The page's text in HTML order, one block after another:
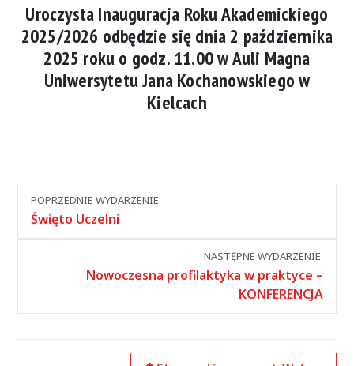
Uroczysta Inauguracja Roku Akademickiego
2025/2026 odbędzie się dnia 2 października
2025 roku o godz. 11.00 w Auli Magna
Uniwersytetu Jana Kochanowskiego w
Kielcach
Nawigacja
między
POPRZEDNIE WYDARZENIE:
Święto Uczelni
NASTĘPNE WYDARZENIE:
Nowoczesna profilaktyka w praktyce –
KONFERENCJA